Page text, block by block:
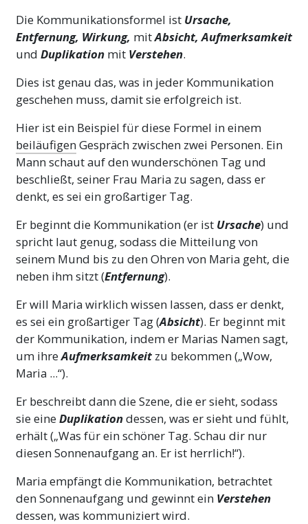
Die Kommunikationsformel ist Ursache,
Entfernung, Wirkung, mitAbsicht, Aufmerksamkeit
und Duplikation mit Verstehen.
Dies ist genau das, was in jeder Kommunikation
geschehen muss, damit sie erfolgreich ist.
Hier ist ein Beispiel für diese Formel in einem
beiläufigenGespräch zwischen zwei Personen. Ein
Mann schaut auf den wunderschönen Tag und
beschließt, seiner Frau Maria zu sagen, dass er
denkt, es sei ein großartiger Tag.
Er beginnt die Kommunikation (er ist Ursache) und
spricht laut genug, sodass die Mitteilung von
seinem Mund bis zu den Ohren von Maria geht, die
neben ihm sitzt (Entfernung).
Er will Maria wirklich wissen lassen, dass er denkt,
es sei ein großartiger Tag (Absicht). Er beginnt mit
der Kommunikation, indem er Marias Namen sagt,
um ihreAufmerksamkeit zu bekommen („Wow,
Maria ...“).
Er beschreibt dann die Szene, die er sieht, sodass
sie eineDuplikationdessen, was er sieht und fühlt,
erhält („Was für ein schöner Tag. Schau dir nur
diesen Sonnenaufgang an. Er ist herrlich!“).
Maria empfängt die Kommunikation, betrachtet
den Sonnenaufgang und gewinnt ein Verstehen
dessen, was kommuniziert wird.